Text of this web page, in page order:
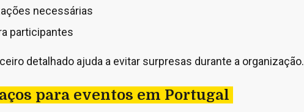
necessárias
participantes
detalhado ajuda a evitar surpresas durante a organização.
para eventos em Portugal